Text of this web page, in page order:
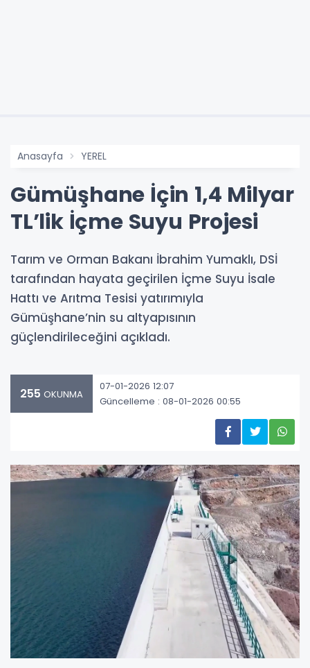
Anasayfa YEREL
Gümüşhane İçin 1,4 Milyar
TL’lik İçme Suyu Projesi
Tarım ve Orman Bakanı İbrahim Yumaklı, DSİ
tarafından hayata geçirilen İçme Suyu İsale
Hattı ve Arıtma Tesisi yatırımıyla
Gümüşhane’nin su altyapısının
güçlendirileceğini açıkladı.
255 OKUNMA
07-01-2026 12:07
Güncelleme : 08-01-2026 00:55